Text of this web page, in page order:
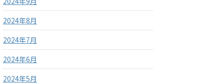
2024年8月
2024年7月
2024年6月
2024年5月